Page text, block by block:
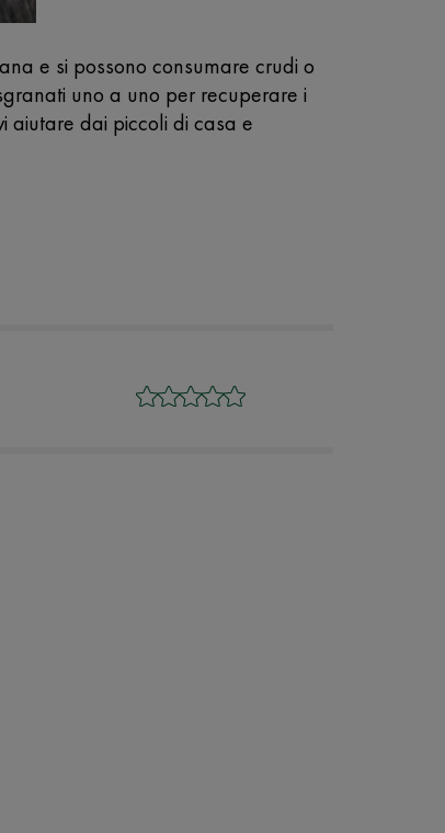
e si possono consumare crudi o
uno a uno per recuperare i
aiutare dai piccoli di casa e